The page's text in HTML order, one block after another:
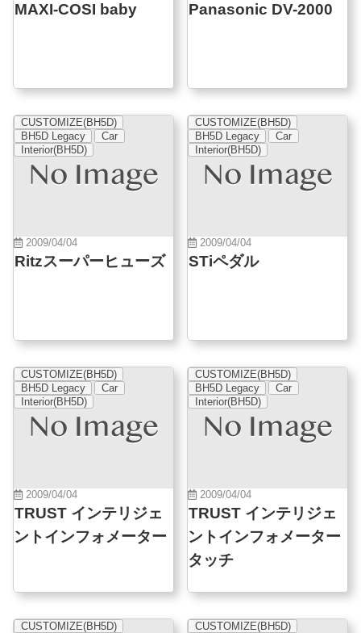
MAXI-COSI baby Panasonic DV-2000
CUSTOMIZE(BH5D)
BH5D Legacy
Car
Interior(BH5D)
2009/04/04
Ritzスーパーヒューズ
CUSTOMIZE(BH5D)
BH5D Legacy
Car
Interior(BH5D)
2009/04/04
STiペダル
CUSTOMIZE(BH5D)
BH5D Legacy
Car
Interior(BH5D)
2009/04/04
TRUST インテリジェ
ントインフォメーター
CUSTOMIZE(BH5D)
BH5D Legacy
Car
Interior(BH5D)
2009/04/04
TRUST インテリジェ
ントインフォメーター
タッチ
CUSTOMIZE(BH5D)
CUSTOMIZE(BH5D)